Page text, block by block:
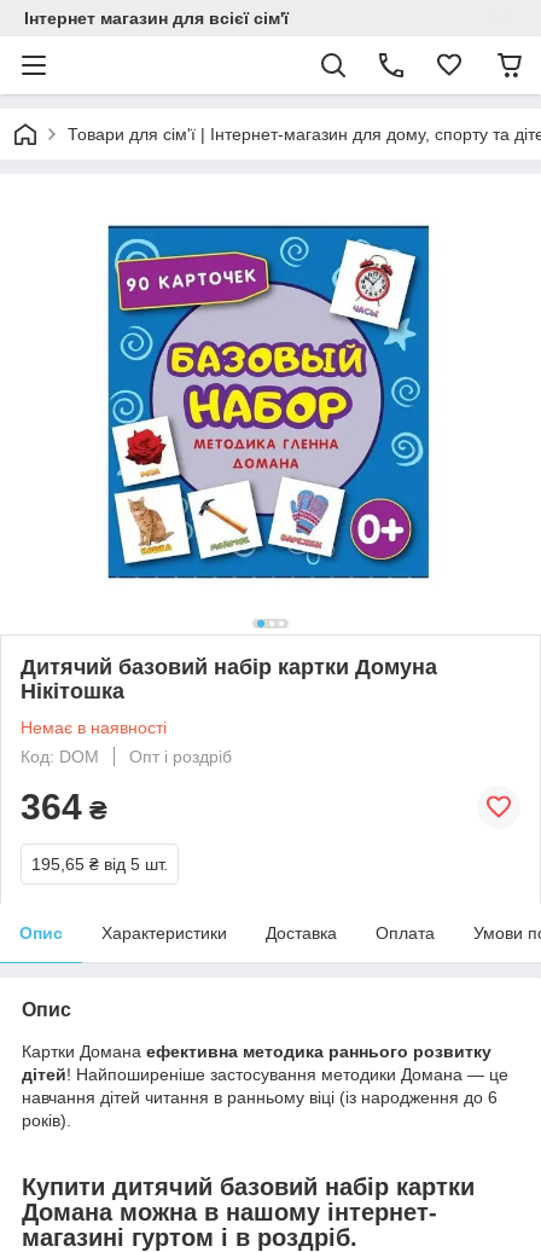
Інтернет магазин для всієї сім'ї
Товари для сім'ї | Інтернет-магазин для дому, спорту та
Дитячий базовий набір картки Домуна
Нікітошка
Немає в наявності
Код: DOM
Опт і роздріб
364 ₴
195,65 ₴ від 5 шт.
Опис Характеристики Доставка Оплата Умови
Опис
Картки Домана ефективна методика раннього розвитку
дітей! Найпоширеніше застосування методики Домана — це
навчання дітей читання в ранньому віці (із народження до 6
років).
Купити дитячий базовий набір картки
Домана можна в нашому інтернет-
магазині гуртом і в роздріб.